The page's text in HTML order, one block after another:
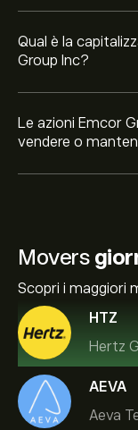
Qual è la
Group Inc?
Le azioni Emcor
vendere o
Movers
Scopri i maggiori
HTZ
Hertz
AEVA
Aeva